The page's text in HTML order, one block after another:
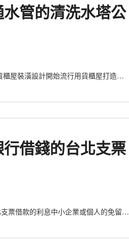
管的清洗水塔公
櫃屋裝潢設計開始流行用貨櫃屋打造…
借錢的台北支票
票借款的利息中小企業或個人的免留…